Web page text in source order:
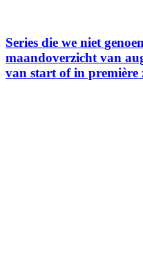
Series die we niet
maandoverzicht van
van start of in première